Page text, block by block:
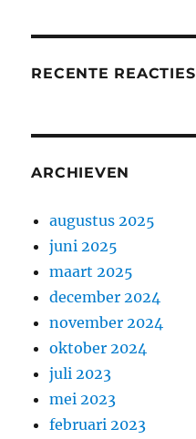
RECENTE REACTIES
ARCHIEVEN
augustus 2025
juni 2025
maart 2025
december 2024
november 2024
oktober 2024
juli 2023
mei 2023
februari 2023